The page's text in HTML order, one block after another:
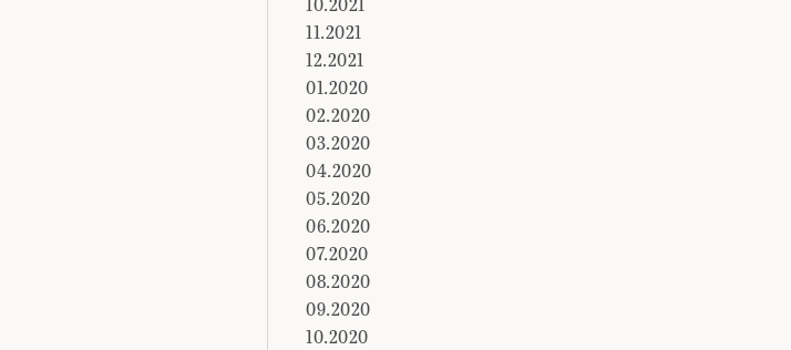
11.2021
12.2021
01.2020
02.2020
03.2020
04.2020
05.2020
06.2020
07.2020
08.2020
09.2020
10.2020